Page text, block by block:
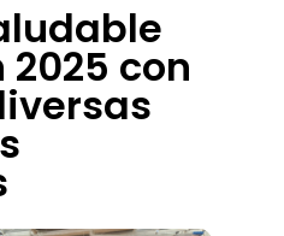
con